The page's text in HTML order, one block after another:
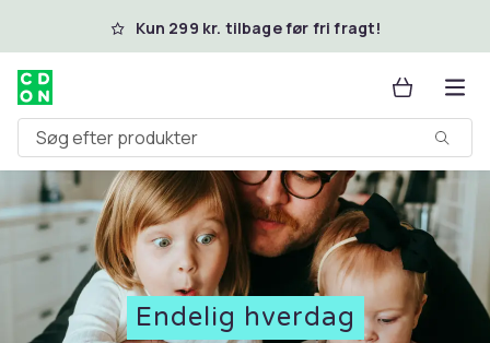
Spring til hovedindhold
Kun 299 kr. tilbage før fri fragt!
Søg efter produkter
Endelig hverdag